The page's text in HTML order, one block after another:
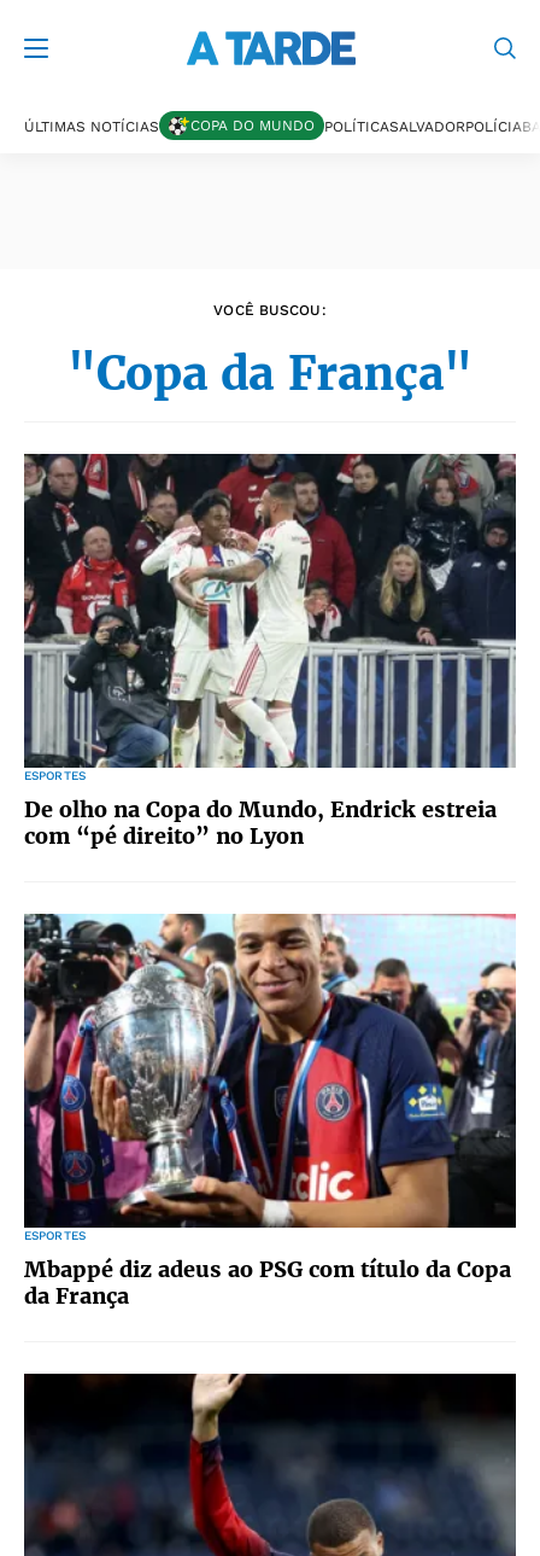
ÚLTIMAS NOTÍCIAS COPA DO MUNDO POLÍTICASALVADORPOLÍCIA
VOCÊ BUSCOU:
"Copa da França"
ESPORTES
De olho na Copa do Mundo, Endrick estreia
com “pé direito” no Lyon
ESPORTES
Mbappé diz adeus ao PSG com título da Copa
da França